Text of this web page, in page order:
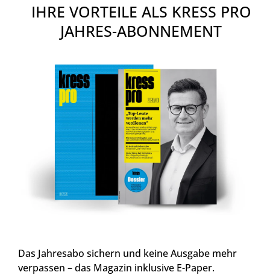
IHRE VORTEILE ALS KRESS PRO
JAHRES-ABONNEMENT
Das Jahresabo sichern und keine Ausgabe mehr
verpassen – das Magazin inklusive E-Paper.